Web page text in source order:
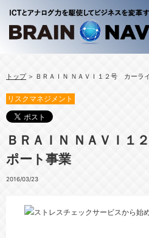
ALL
ＢＷＧ ＣＥＯ 近藤昇
ベトナムのことなら！梅里 尚子
竹守 みどり
アジア
ALL
ベトナム
ミャンマー
カンボジア
ラオス
アフリカ
ALL
ルワンダ
ウガンダ
ＩＣＴ
ALL
企業経営
官公庁・自治体
シニア
ALL
豊かな生活（ＱＯＬ）
働き方
ALL
海外で働く
ビジネスプロデュース
コンテンツ
リスクマネジメント
トップ ＢＲＡＩＮ ＮＡＶＩ１２号 カーラ
リスクマネジメント
ＢＲＡＩＮ ＮＡＶＩ
ポート事業
2016/03/23